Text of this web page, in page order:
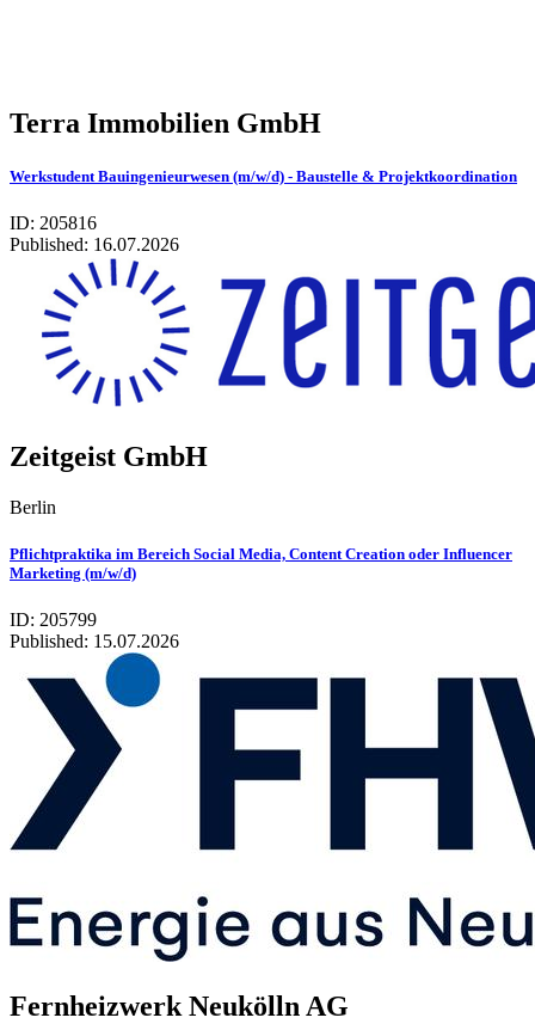
Terra Immobilien GmbH
Werkstudent Bauingenieurwesen (m/w/d) - Baustelle & Projektkoordination
ID: 205816
Published: 16.07.2026
Zeitgeist GmbH
Berlin
Pflichtpraktika im Bereich Social Media, Content Creation oder Influencer
Marketing (m/w/d)
ID: 205799
Published: 15.07.2026
Fernheizwerk Neukölln AG